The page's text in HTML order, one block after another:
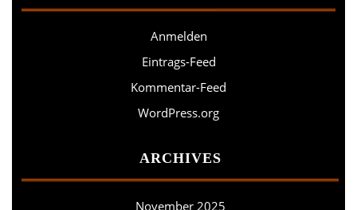
Anmelden
Eintrags-Feed
Kommentar-Feed
WordPress.org
ARCHIVES
November 2025